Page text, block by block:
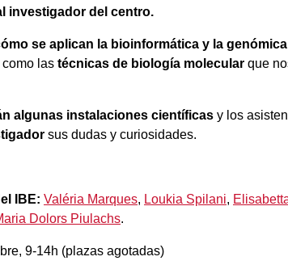
investigador del centro.
se aplican la bioinformática y la
como las técnicas de biología molecular que
algunas instalaciones científicas y los
sus dudas y curiosidades.
IBE: Valéria Marques, Loukia Spilani,
Dolors Piulachs.
9-14h (plazas agotadas)